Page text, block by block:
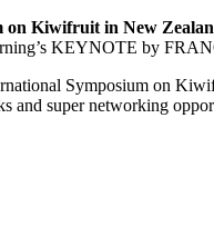
on Kiwifruit in New
KEYNOTE by
Symposium on
and super networking